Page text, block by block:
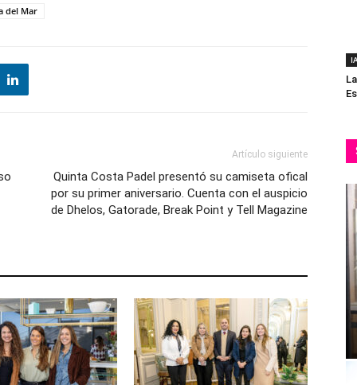
del Mar
Artículo siguiente
Quinta Costa Padel presentó su camiseta ofical
por su primer aniversario. Cuenta con el auspicio
de Dhelos, Gatorade, Break Point y Tell Magazine